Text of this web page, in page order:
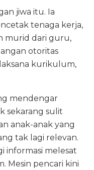
jiwa itu. Ia
tenaga kerja,
murid dari guru,
otoritas
kurikulum,
mendengar
sekarang sulit
anak-anak yang
tak lagi relevan.
informasi melesat
Mesin pencari kini